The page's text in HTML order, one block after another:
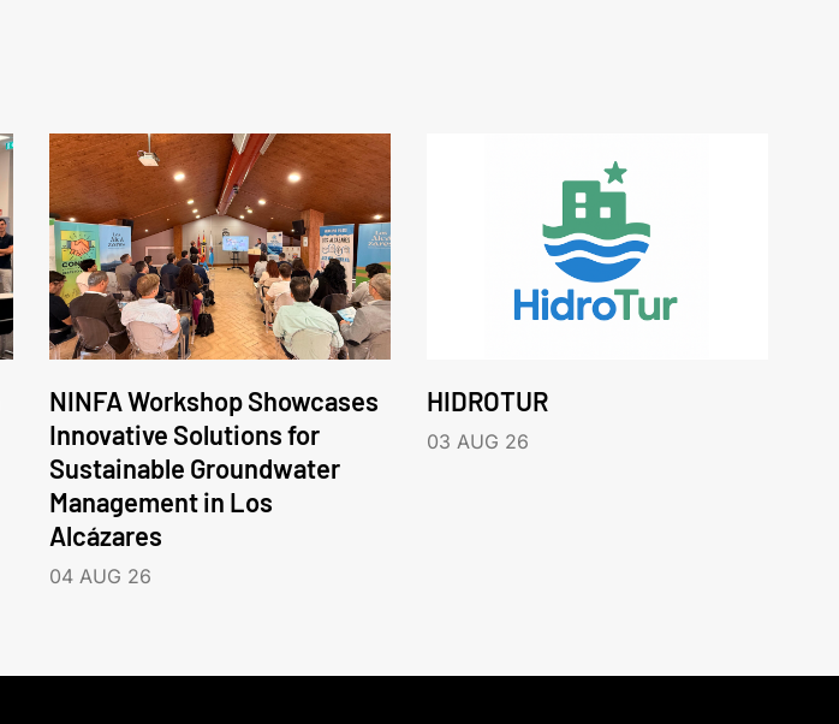
NINFA Workshop Showcases
Innovative Solutions for
Sustainable Groundwater
Management in Los
Alcázares
04 AUG 26
HIDROTUR
03 AUG 26